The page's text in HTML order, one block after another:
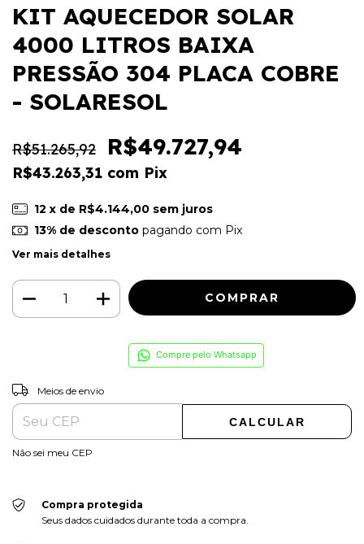
KIT AQUECEDOR SOLAR
4000 LITROS BAIXA
PRESSÃO 304 PLACA COBRE
- SOLARESOL
R$51.265,92 R$49.727,94
R$43.263,31 com Pix
12 x de R$4.144,00 sem juros
13% de descontopagando com Pix
Ver mais detalhes
Compre pelo Whatsapp
Entregas para o CEP:
Meios de envio
CALCULAR
Não sei meu CEP
Compra protegida
Seus dados cuidados durante toda a compra.